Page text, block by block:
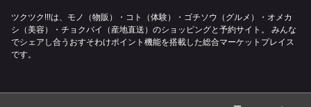
ツクツク!!!は、モノ（物販）・コト（体験）・ゴチソウ（グルメ）・オメカ
シ（美容）・チョクバイ（産地直送）のショッピングと予約サイト。
みんな
でシェアし合うおすそわけポイント機能を搭載した総合マーケットプレイス
です。